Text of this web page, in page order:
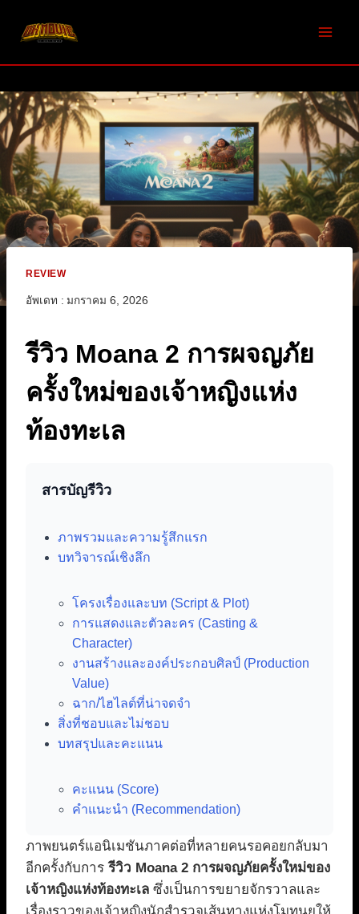
REVIEW
อัพเดท : มกราคม 6, 2026
รีวิว Moana 2 การผจญภัย
ครั้งใหม่ของเจ้าหญิงแห่ง
ท้องทะเล
สารบัญรีวิว
ภาพรวมและความรู้สึกแรก
บทวิจารณ์เชิงลึก
โครงเรื่องและบท (Script & Plot)
การแสดงและตัวละคร (Casting &
Character)
งานสร้างและองค์ประกอบศิลป์ (Production
Value)
ฉาก/ไฮไลต์ที่น่าจดจำ
สิ่งที่ชอบและไม่ชอบ
บทสรุปและคะแนน
คะแนน (Score)
คำแนะนำ (Recommendation)
ภาพยนตร์แอนิเมชันภาคต่อที่หลายคนรอคอยกลับมา
อีกครั้งกับการรีวิว Moana 2 การผจญภัยครั้งใหม่ของ
เจ้าหญิงแห่งท้องทะเล ซึ่งเป็นการขยายจักรวาลและ